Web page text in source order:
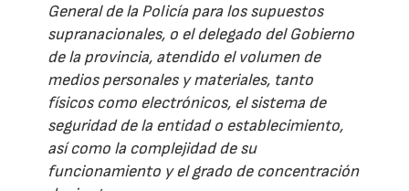
General de la Policía para los supuestos
supranacionales, o el delegado del Gobierno
de la provincia, atendido el volumen de
medios personales y materiales, tanto
físicos como electrónicos, el sistema de
seguridad de la entidad o establecimiento,
así como la complejidad de su
funcionamiento y el grado de concentración